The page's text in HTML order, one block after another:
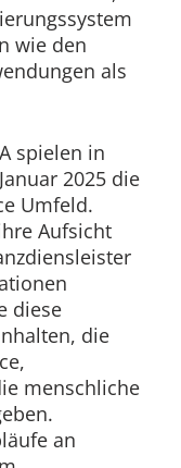
wie den
als
spielen in
2025 die
Umfeld.
Aufsicht
diese
die
menschliche
an